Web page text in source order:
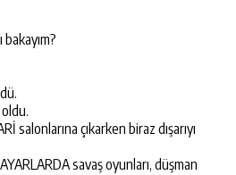
salonlarına çıkarken biraz dışarıyı
savaş oyunları, düşman